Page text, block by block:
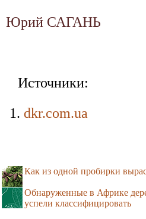
Юрий САГАНЬ
Источники:
dkr.com.ua
Как из одной пробирки
Обнаруженные в Африке
успели классифицировать